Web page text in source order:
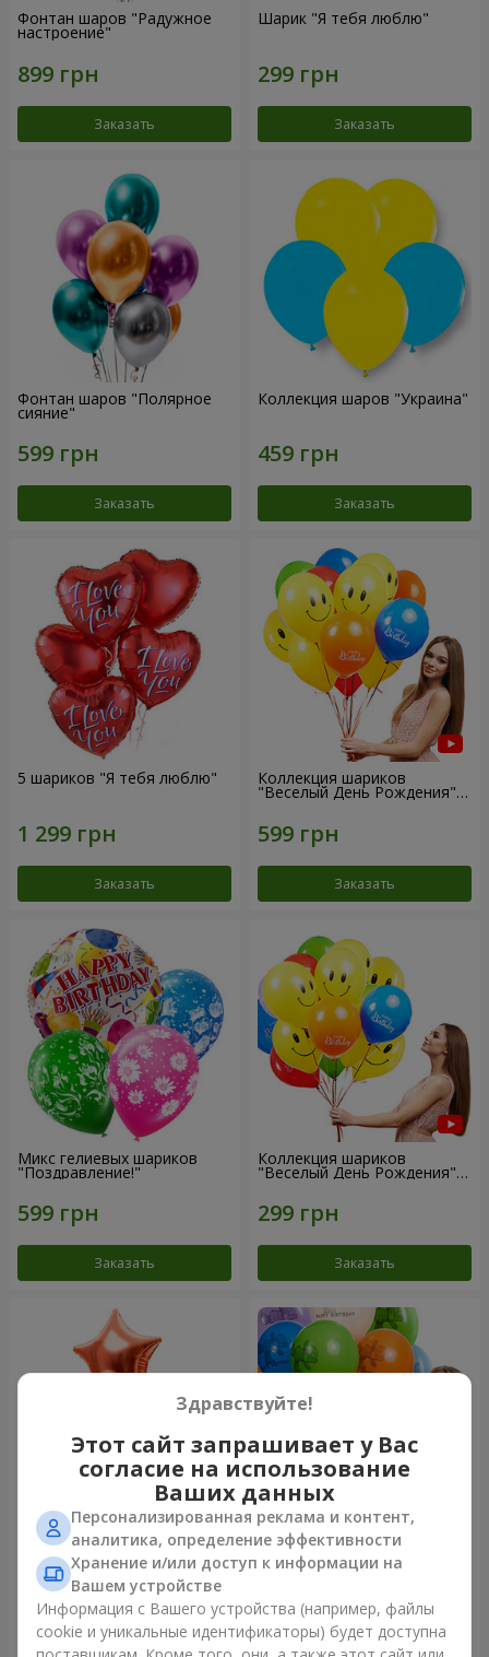
Фонтан шаров "Радужное
настроение"
Заказать
Шарик "Я тебя люблю"
Заказать
Фонтан шаров "Полярное
сияние"
Заказать
Коллекция шаров "Украина"
Заказать
5 шариков "Я тебя люблю"
Заказать
Коллекция шариков
"Веселый День Рождения" -
7 шариков
Заказать
Микс гелиевых шариков
"Поздравление!"
Заказать
Коллекция шариков
"Веселый День Рождения" -
Заказать
Фонтан шаров “Мир чудес”
Заказать
Коллекция шариков "День
рождения" (с Тедди)
Заказать
Здравствуйте!
Этот сайт запрашивает у Вас
согласие на использование
Ваших данных
Персонализированная реклама и контент,
аналитика, определение эффективности
Хранение и/или доступ к информации на
Вашем устройстве
Информация с Вашего устройства (например, файлы
cookie и уникальные идентификаторы) будет доступна